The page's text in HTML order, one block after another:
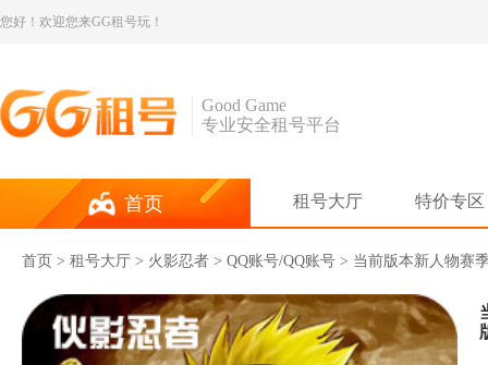
您好！欢迎您来GG租号玩！
Good Game
专业安全租号平台
首页 租号大厅 特价专区
首页 > 租号大厅 > 火影忍者 > QQ账号/QQ账号 > 当前版本新人物